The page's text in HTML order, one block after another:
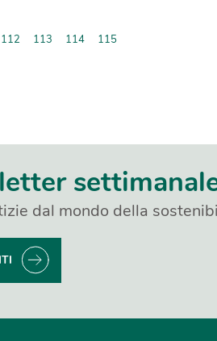
112 113 114 115
dal mondo della